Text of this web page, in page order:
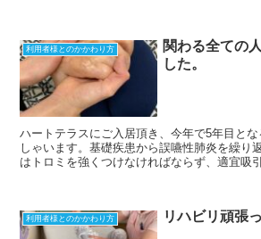
利用者様とのかかわり方
関わる全ての
した。
ハートテラスにご入居頂き、今年で5年目と
しゃいます。基礎疾患から誤嚥性肺炎を繰り
はトロミを強くつけなければならず、適宜吸
利用者様とのかかわり方 リハビリ頑張